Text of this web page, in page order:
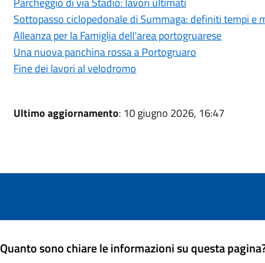
Sottopasso ciclopedonale di Summaga: definiti tempi e
Alleanza per la Famiglia dell'area portogruarese
Una nuova panchina rossa a Portogruaro
Fine dei lavori al velodromo
Ultimo aggiornamento: 10 giugno 2026, 16:47
Quanto sono chiare le informazioni su questa